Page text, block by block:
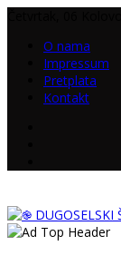
O nama
Impressum
Pretplata
Kontakt